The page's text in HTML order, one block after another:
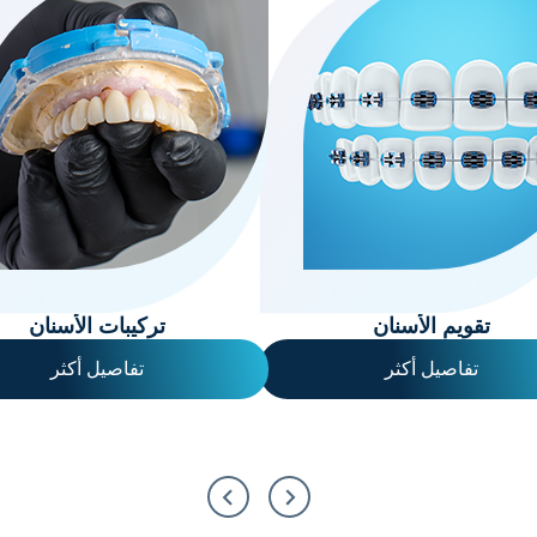
تقويم الأسنان
تفاصيل أكثر
تركيبات الأسنان
تفاصيل أكثر